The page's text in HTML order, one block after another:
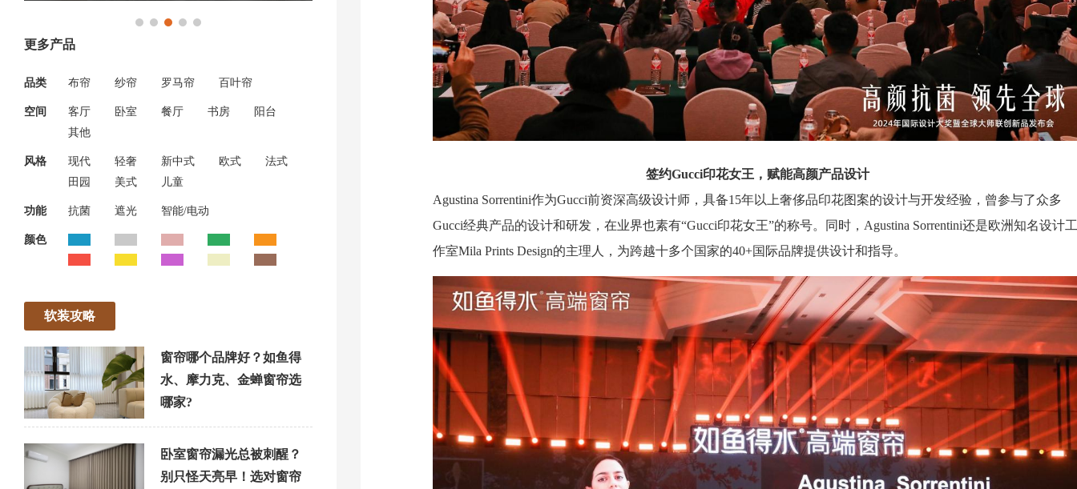
更多产品
品类 布帘 纱帘 罗马帘 百叶帘
空间 客厅 卧室 餐厅 书房
阳台
其他
风格 现代 轻奢 新中式 欧式
法式
田园
美式 儿童
功能 抗菌 遮光 智能/电动
颜色
软装攻略
窗帘哪个品牌好？如鱼得
水、摩力克、金蝉窗帘选
哪家?
卧室窗帘漏光总被刺醒？
别只怪天亮早！选对窗帘
签约Gucci印花女王，赋能高颜产品设计
Agustina Sorrentini作为Gucci前资深高级设计师，具备15年以上奢侈品印花图案的设计与开发经验，曾参与了众多
Gucci经典产品的设计和研发，在业界也素有“Gucci印花女王”的称号。同时，Agustina Sorrentini还是欧洲知名设计工
作室Mila Prints Design的主理人，为跨越十多个国家的40+国际品牌提供设计和指导。